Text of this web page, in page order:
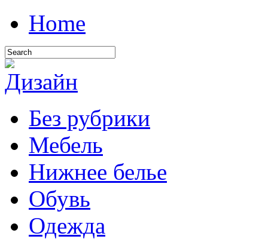
Home
Без рубрики
Мебель
Нижнее белье
Обувь
Одежда